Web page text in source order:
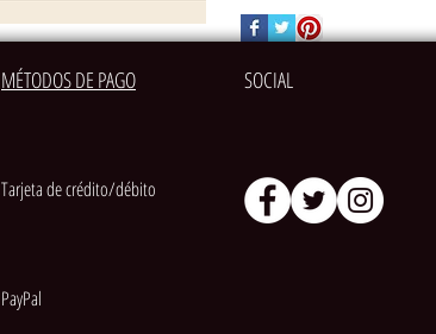
MÉTODOS DE PAGO SOCIAL
Tarjeta de crédito/débito
PayPal